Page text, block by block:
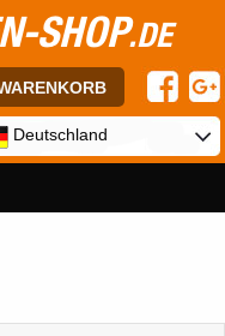
SHOP.DE
Deutschland